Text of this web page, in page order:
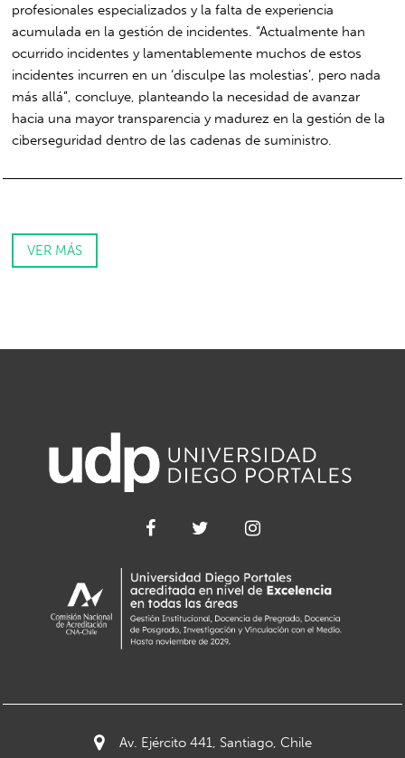
profesionales especializados y la falta de experiencia
acumulada en la gestión de incidentes. “Actualmente han
ocurrido incidentes y lamentablemente muchos de estos
incidentes incurren en un ‘disculpe las molestias’, pero nada
más allá”, concluye, planteando la necesidad de avanzar
hacia una mayor transparencia y madurez en la gestión de la
ciberseguridad dentro de las cadenas de suministro.
VER MÁS
Av. Ejército 441, Santiago, Chile